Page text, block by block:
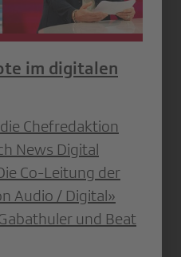
im digitalen
Chefredaktion
News Digital
Co-Leitung der
Audio / Digital»
und Beat